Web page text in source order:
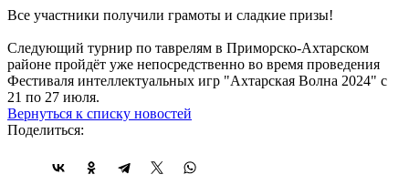
Все участники получили грамоты и сладкие призы!
Следующий турнир по таврелям в Приморско-Ахтарском
районе пройдёт уже непосредственно во время проведения
Фестиваля интеллектуальных игр "Ахтарская Волна 2024" с
21 по 27 июля.
Вернуться к списку новостей
Поделиться: